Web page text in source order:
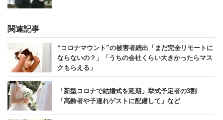
関連記事
“コロナマウント”の被害者続出「まだ完全リモートに
ならないの？」「うちの会社くらい大きかったらマス
クもらえる」
「新型コロナで結婚式を延期」挙式予定者の3割
「高齢者や子連れゲストに配慮して」など